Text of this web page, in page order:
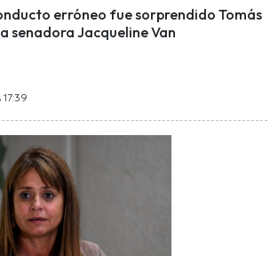
erróneo fue sorprendido Tomás
senadora Jacqueline Van